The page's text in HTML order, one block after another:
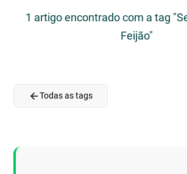
1 artigo encontrado com a tag
Feijão"
arrow_backTodas as tags